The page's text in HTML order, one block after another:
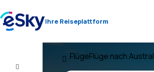
Ihre Reiseplattform
FlügeFlüge nach